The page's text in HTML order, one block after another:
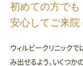
初めての方でも
安心してご来院
ウィルビークリニック
み出せるよう、いくつか